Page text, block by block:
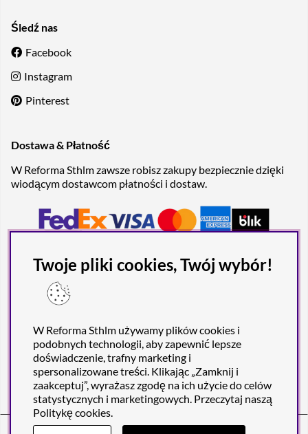
Śledź nas
Facebook
Instagram
Pinterest
Dostawa & Płatność
W Reforma Sthlm zawsze robisz zakupy bezpiecznie dzięki
wiodącym dostawcom płatności i dostaw.
Reforma Sthlm AB (org. no. 556849-2606)
Twoje pliki cookies, Twój wybór!
W Reforma Sthlm używamy plików cookies i
podobnych technologii, aby zapewnić lepsze
doświadczenie, trafny marketing i
spersonalizowane treści. Klikając „Zamknij i
zaakceptuj”, wyrażasz zgodę na ich użycie do celów
statystycznych i marketingowych. Przeczytaj naszą
Politykę cookies.